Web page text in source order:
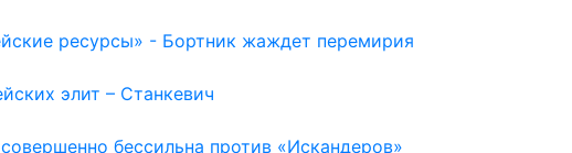
ресурсы» - Бортник жаждет перемирия
элит – Станкевич
бессильна против «Искандеров»